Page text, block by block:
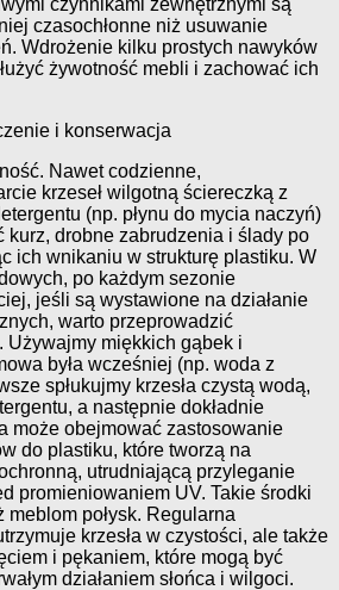
czasochłonne niż usuwanie
Wdrożenie kilku prostych nawyków
żywotność mebli i zachować ich
i konserwacja
Nawet codzienne,
krzeseł wilgotną ściereczką z
(np. płynu do mycia naczyń)
kurz, drobne zabrudzenia i ślady po
ich wnikaniu w strukturę plastiku. W
po każdym sezonie
jeśli są wystawione na działanie
warto przeprowadzić
Używajmy miękkich gąbek i
była wcześniej (np. woda z
spłukujmy krzesła czystą wodą,
a następnie dokładnie
może obejmować zastosowanie
do plastiku, które tworzą na
utrudniającą przyleganie
promieniowaniem UV. Takie środki
połysk. Regularna
krzesła w czystości, ale także
i pękaniem, które mogą być
działaniem słońca i wilgoci.